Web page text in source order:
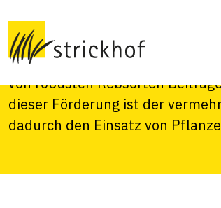
Pflanzung
Im Rahmen der
von robusten Rebsorten
dieser Förderung ist der
dadurch den Einsatz von